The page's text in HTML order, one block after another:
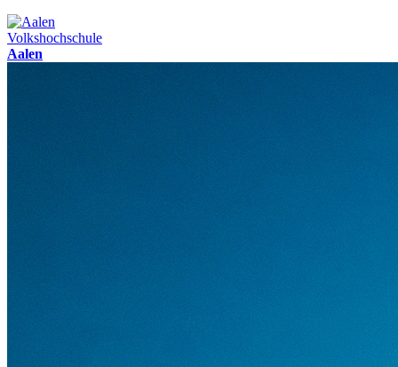
Volkshochschule
Aalen